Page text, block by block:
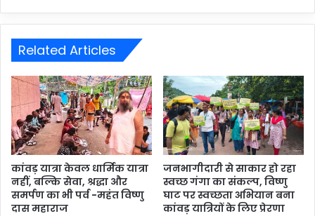
Related Articles
कांवड़ यात्रा केवल धार्मिक यात्रा
नहीं, बल्कि सेवा, श्रद्धा और
समर्पण का भी पर्व -महंत विष्णु
दास महाराज
जनभागीदारी से साकार हो रहा
स्वच्छ गंगा का संकल्प, विष्णु
घाट पर स्वच्छता अभियान बना
कांवड़ यात्रियों के लिए प्रेरणा